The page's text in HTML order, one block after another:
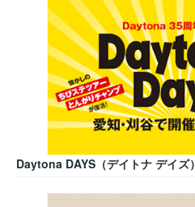
Daytona DAYS（デイトナ デイズ）